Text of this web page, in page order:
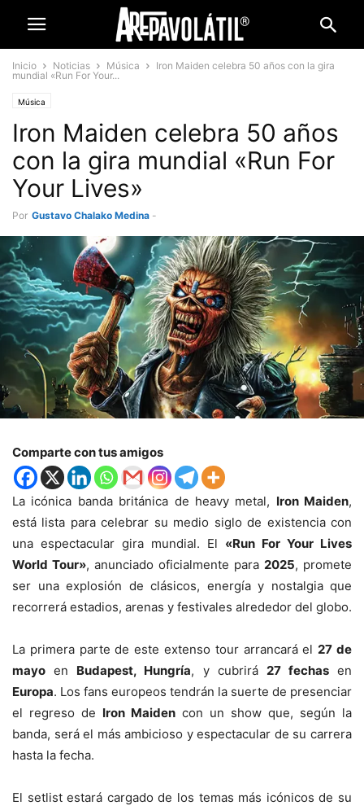
Inicio Noticias Música
Iron Maiden celebra 50 años con la gira
mundial «Run For Your...
Música
Iron Maiden celebra 50 años
con la gira mundial «Run For
Your Lives»
Por Gustavo Chalako Medina -
Comparte con tus amigos
La icónica banda británica de heavy metal, Iron Maiden,
está lista para celebrar su medio siglo de existencia con
una espectacular gira mundial. El «Run For Your Lives
World Tour», anunciado oficialmente para 2025, promete
ser una explosión de clásicos, energía y nostalgia que
recorrerá estadios, arenas y festivales alrededor del globo.
La primera parte de este extenso tour arrancará el27 de
mayo en Budapest, Hungría, y cubrirá 27 fechasen
Europa. Los fans europeos tendrán la suerte de presenciar
el regreso de Iron Maiden con un show que, según la
banda, será el más ambicioso y espectacular de su carrera
hasta la fecha.
El setlist estará cargado de los temas más icónicos de su